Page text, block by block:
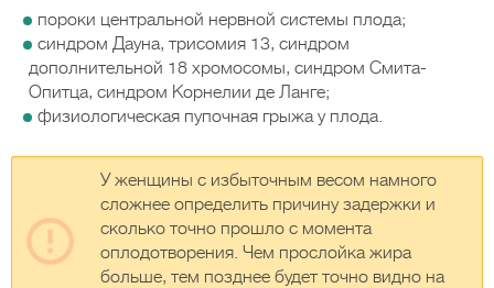
пороки центральной нервной системы плода;
синдром Дауна, трисомия 13, синдром
дополнительной 18 хромосомы, синдром Смита-
Опитца, синдром Корнелии де Ланге;
физиологическая пупочная грыжа у плода.
У женщины с избыточным весом намного
сложнее определить причину задержки и
сколько точно прошло с момента
оплодотворения. Чем прослойка жира
больше, тем позднее будет точно видно на